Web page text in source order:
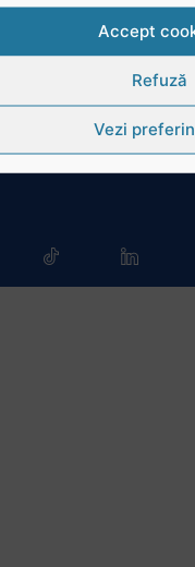
Accept
Refuză
Vezi